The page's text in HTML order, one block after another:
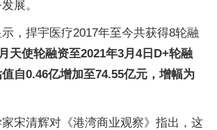
展。
，捍宇医疗2017年至今共获得8轮融
天使轮融资至2021年3月4日D+轮融
自0.46亿增加至74.55亿元，增幅为
宋清辉对《港湾商业观察》指出，这